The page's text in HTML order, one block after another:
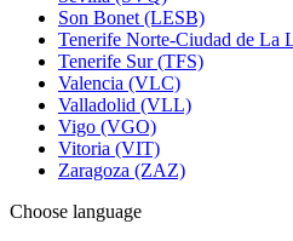
Son Bonet (LESB)
Tenerife Norte-Ciudad de La
Tenerife Sur (TFS)
Valencia (VLC)
Valladolid (VLL)
Vigo (VGO)
Vitoria (VIT)
Zaragoza (ZAZ)
Choose language